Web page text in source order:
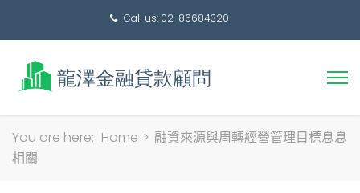
Call us: 02-86684320
搜
You are here: Home > 融資來源與周轉經營管理目標息息
相關